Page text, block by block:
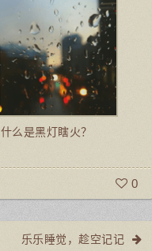
什么是黑灯瞎火？
0
乐乐睡觉，趁空记记